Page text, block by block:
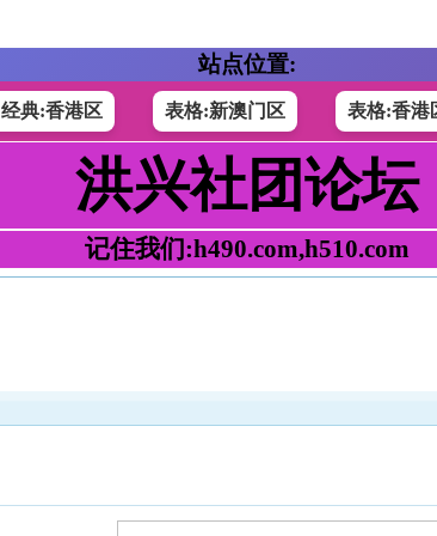
站点位置:
经典:香港区 表格:新澳门区 表格:香港
洪兴社团论坛
记住我们:h490.com,h510.com